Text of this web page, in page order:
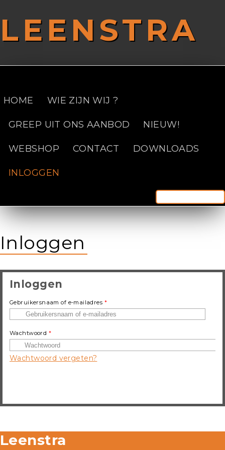
LEENSTRA
HOME WIE ZIJN WIJ ?
GREEP UIT ONS AANBOD NIEUW!
WEBSHOP CONTACT DOWNLOADS
INLOGGEN
Inloggen
Inloggen
Gebruikersnaam of e-mailadres *
Wachtwoord *
Wachtwoord vergeten?
Leenstra